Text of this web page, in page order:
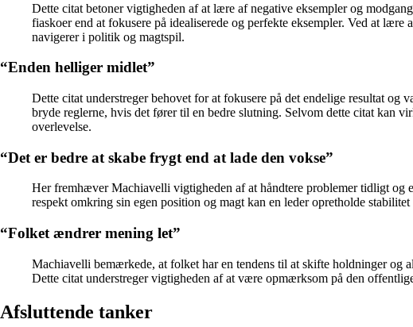
Dette citat betoner vigtigheden af at lære af negative eksempler og
fiaskoer end at fokusere på idealiserede og perfekte eksempler. Ved at
navigerer i politik og magtspil.
“Enden helliger midlet”
Dette citat understreger behovet for at fokusere på det endelige resultat
bryde reglerne, hvis det fører til en bedre slutning. Selvom dette citat kan
overlevelse.
“Det er bedre at skabe frygt end at lade den vokse”
Her fremhæver Machiavelli vigtigheden af at håndtere problemer tidligt og
respekt omkring sin egen position og magt kan en leder opretholde
“Folket ændrer mening let”
Machiavelli bemærkede, at folket har en tendens til at skifte holdninger og
Dette citat understreger vigtigheden af at være opmærksom på den
Afsluttende tanker